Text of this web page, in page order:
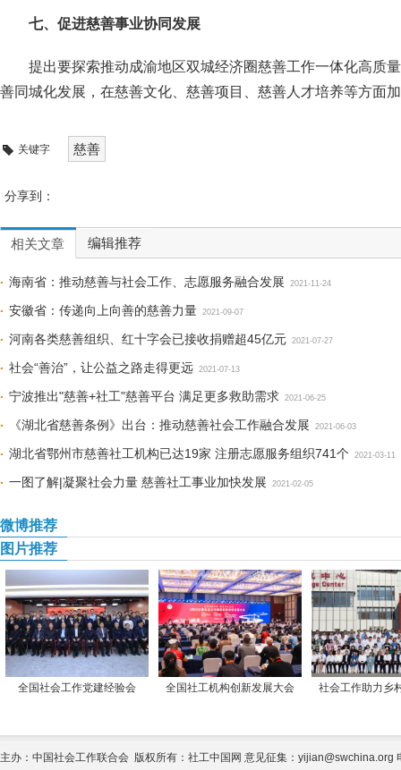
七、促进慈善事业协同发展
提出要探索推动成渝地区双城经济圈慈善工作一体化高质
善同城化发展，在慈善文化、慈善项目、慈善人才培养等方面
关键字 慈善
分享到：
相关文章 编辑推荐
海南省：推动慈善与社会工作、志愿服务融合发展 2021-11-24
安徽省：传递向上向善的慈善力量 2021-09-07
河南各类慈善组织、红十字会已接收捐赠超45亿元 2021-07-27
社会“善治”，让公益之路走得更远 2021-07-13
宁波推出"慈善+社工"慈善平台 满足更多救助需求 2021-06-25
《湖北省慈善条例》出台：推动慈善社会工作融合发展 2021-06-03
湖北省鄂州市慈善社工机构已达19家 注册志愿服务组织741个 2021-03-11
一图了解|凝聚社会力量 慈善社工事业加快发展 2021-02-05
微博推荐
图片推荐
全国社会工作党建经验会 全国社工机构创新发展大会 社会工作助力乡
主办：中国社会工作联合会 版权所有：社工中国网 意见征集：yijian@swchina.org